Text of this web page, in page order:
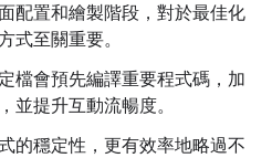
配置和繪製階段，對於最佳化
式至關重要。
檔會預先編譯重要程式碼，加
並提升互動流暢度。
的穩定性，更有效率地略過不